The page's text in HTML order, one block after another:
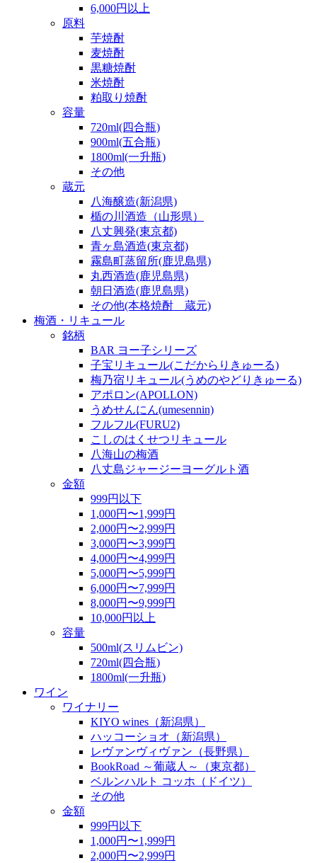
6,000円以上
原料
芋焼酎
麦焼酎
黒糖焼酎
米焼酎
粕取り焼酎
容量
720ml(四合瓶)
900ml(五合瓶)
1800ml(一升瓶)
その他
蔵元
八海醸造(新潟県)
楯の川酒造（山形県）
八丈興発(東京都)
青ヶ島酒造(東京都)
霧島町蒸留所(鹿児島県)
丸西酒造(鹿児島県)
朝日酒造(鹿児島県)
その他(本格焼酎 蔵元)
梅酒・リキュール
銘柄
BAR ヨー子シリーズ
子宝リキュール(こだからりきゅーる)
梅乃宿リキュール(うめのやどりきゅーる)
アポロン(APOLLON)
うめせんにん(umesennin)
フルフル(FURU2)
こしのはくせつリキュール
八海山の梅酒
八丈島ジャージーヨーグルト酒
金額
999円以下
1,000円〜1,999円
2,000円〜2,999円
3,000円〜3,999円
4,000円〜4,999円
5,000円〜5,999円
6,000円〜7,999円
8,000円〜9,999円
10,000円以上
容量
500ml(スリムビン)
720ml(四合瓶)
1800ml(一升瓶)
ワイン
ワイナリー
KIYO wines（新潟県）
ハッコーショオ（新潟県）
レヴァンヴィヴァン（長野県）
BookRoad ～葡蔵人～（東京都）
ベルンハルト コッホ（ドイツ）
その他
金額
999円以下
1,000円〜1,999円
2,000円〜2,999円